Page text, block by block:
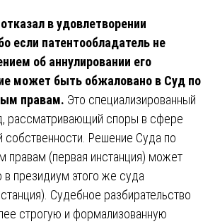
в удовлетворении
если патентообладатель не
об аннулировании его
может быть обжаловано в Суд по
правам. Это специализированный
рассматривающий споры в сфере
собственности. Решение Суда по
правам (первая инстанция) может
президиум этого же суда
Судебное разбирательство
строгую и формализованную